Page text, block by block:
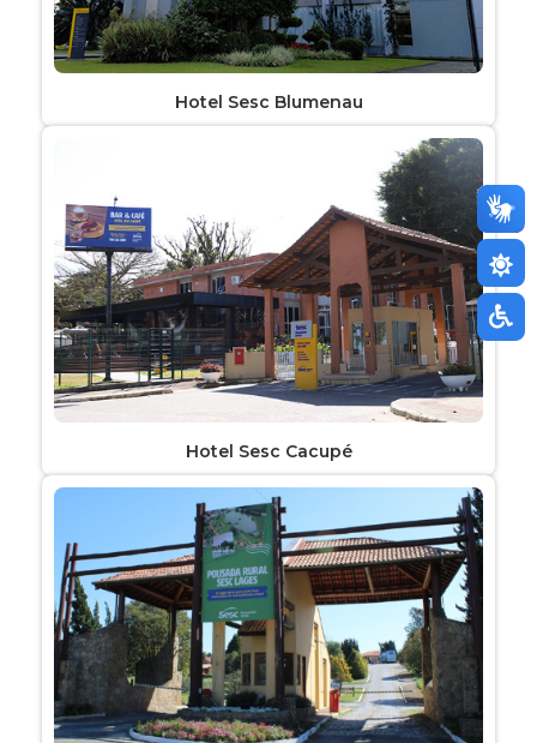
Hotel Sesc Blumenau
Hotel Sesc Cacupé